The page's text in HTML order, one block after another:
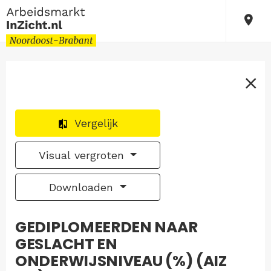
Vergelijk
Visual vergroten
Downloaden
GEDIPLOMEERDEN NAAR
GESLACHT EN
ONDERWIJSNIVEAU (%) (AIZ